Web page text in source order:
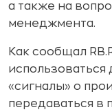
а также на
менеджмента.
Как сообщал
«сигналы» о
передаваться в